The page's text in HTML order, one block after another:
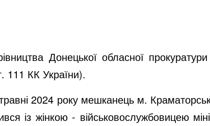
Донецької обласної
111 КК України).
2024 року мешканець м. Краматорськ
із жінкою - військовослужбовицею